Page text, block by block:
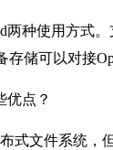
两种使用方式
存储可以对接
优点？
式文件系统